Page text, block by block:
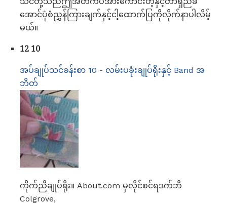
အောင်ပုံစံညွှန်ကြားချက်နှင့်ငါ့ထောက်ပြကိုလိုက်နာပါလိမ့်
မယ်။
12 10
အပ်ချုပ်သင်ခန်းစာ 10 - လမ်းပခုံးချုပ်ရိုးနှင့် Band အ
ဘိတ်
ကိုက်ညီချုပ်ရိုး။ About.com မှလိုင်စင်ရဒက်ဘီ
Colgrove,